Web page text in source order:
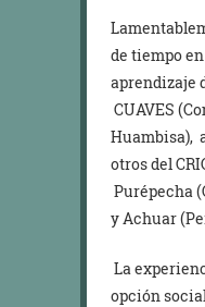
de tiempo
aprendizaje
CUAVES
Huambisa),
otros del
Purépecha
y Achuar
La
opción